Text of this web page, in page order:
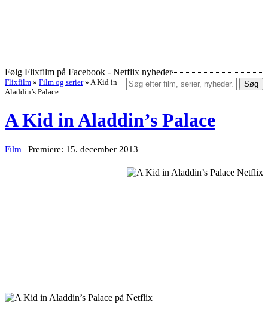
Følg Flixfilm på Facebook - Netflix nyheder
Søg
Flixfilm » Film og serier » A Kid in
Aladdin’s Palace
A Kid in Aladdin’s Palace
Film | Premiere: 15. december 2013